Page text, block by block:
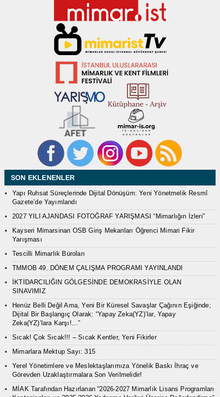
SON EKLENENLER
Yapı Ruhsat Süreçlerinde Dijital Dönüşüm: Yeni Yönetmelik Resmî
Gazete’de Yayımlandı
2027 YILI AJANDASI FOTOĞRAF YARIŞMASI “Mimarlığın İzleri”
Kayseri Mimarsinan OSB Giriş Mekanları Öğrenci Mimari Fikir
Yarışması
Tescilli Mimarlık Büroları
TMMOB 49. DÖNEM ÇALIŞMA PROGRAMI YAYINLANDI
İKTİDARCILIĞIN GÖLGESİNDE DEMOKRASİYLE OLAN
SINAVIMIZ
Henüz Belli Değil Ama, Yeni Bir Küresel Savaşlar Çağının Eşiğinde;
Dijital Bir Başlangıç Olarak: “Yapay Zeka(YZ)’lar, Yapay
Zeka(YZ)’lara Karşı!…”
Sıcak! Çok Sıcak!!! – Sıcak Kentler, Yeni Fikirler
Mimarlara Mektup Sayı: 315
Yerel Yönetimlere ve Meslektaşlarımıza Yönelik Baskı İhraç ve
Görevden Uzaklaştırmalara Son Verilmelidir!
MİAK Tarafından Hazırlanan “2026-2027 Mimarlık Lisans Programları